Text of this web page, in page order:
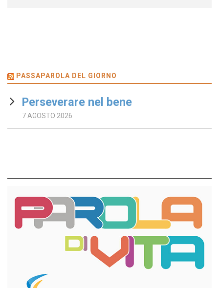
PASSAPAROLA DEL GIORNO
Perseverare nel bene
7 AGOSTO 2026